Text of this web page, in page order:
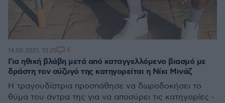
Για ηθική βλάβη μετά από καταγγελλόμενο βιασμό με
δράστη τον σύζυγό της κατηγορείται η Νίκι Μινάζ
Η τραγουδίστρια προσπάθησε να δωροδοκήσει το
θύμα του άντρα της για να αποσύρει τις κατηγορίες -
14.08.2021, 13:25 8